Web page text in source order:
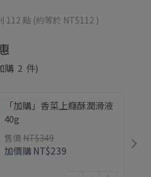
112 點 (約等於 NT$112 )
購 2 件)
「加購」香菜上癮酥潤滑液
40g
售價 NT$349
加價購 NT$239